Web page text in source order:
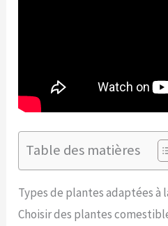
Table des matières
Types de plantes adaptées à
Choisir des plantes